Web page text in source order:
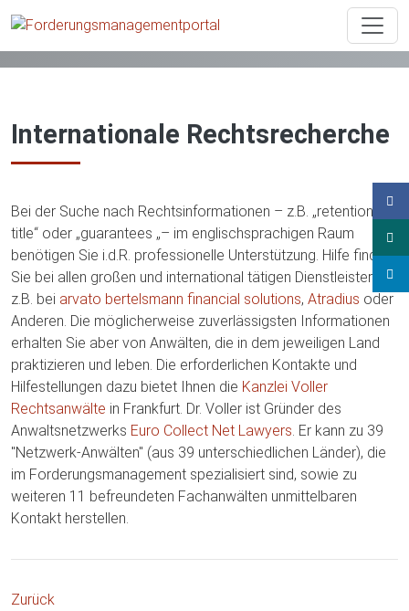
Praxishilfen
Texte und Links
Internationale Rechtsrecherche
Bei der Suche nach Rechtsinformationen – z.B. „retention of
title“ oder „guarantees „– im englischsprachigen Raum
benötigen Sie i.d.R. professionelle Unterstützung. Hilfe finden
Sie bei allen großen und international tätigen Dienstleistern
z.B. bei arvato bertelsmann financial solutions, Atradius oder
Anderen. Die möglicherweise zuverlässigsten Informationen
erhalten Sie aber von Anwälten, die in dem jeweiligen Land
praktizieren und leben. Die erforderlichen Kontakte und
Hilfestellungen dazu bietet Ihnen die Kanzlei Voller
Rechtsanwälte in Frankfurt. Dr. Voller ist Gründer des
Anwaltsnetzwerks Euro Collect Net Lawyers. Er kann zu 39
"Netzwerk-Anwälten" (aus 39 unterschiedlichen Länder), die
im Forderungsmanagement spezialisiert sind, sowie zu
weiteren 11 befreundeten Fachanwälten unmittelbaren
Kontakt herstellen.
Zurück